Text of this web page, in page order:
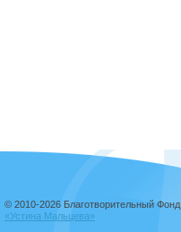
© 2010-2026 Благотворительный Фонд
«Устина Мальцева»